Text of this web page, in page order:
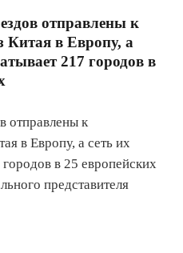
отправлены к
Китая в Европу, а
217 городов в
отправлены к
в Европу, а сеть их
в 25 европейских
представителя